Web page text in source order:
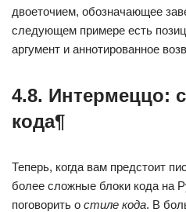
двоеточием, обозначающее
следующем примере есть
аргумент и аннотированное
4.8. Интермеццо:
кода¶
Теперь, когда вам предстоит
более сложные блоки кода на
поговорить о стиле кода. В